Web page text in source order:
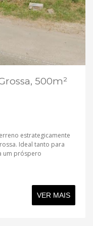
500m²
estrategicamente
Ideal tanto para
um próspero
VER MAIS